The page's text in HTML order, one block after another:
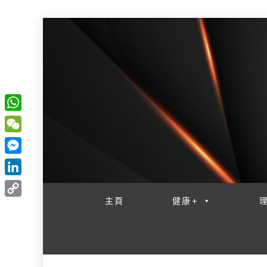
主頁 健康+
W
h
a
t
s
W
e
C
h
M
e
s
L
i